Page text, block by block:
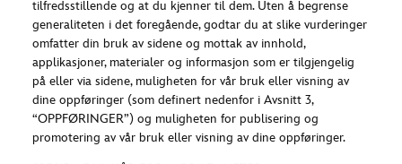
tilfredsstillende og at du kjenner til dem. Uten å begrense
generaliteten i det foregående, godtar du at slike vurderinger
omfatter din bruk av sidene og mottak av innhold,
applikasjoner, materialer og informasjon som er tilgjengelig
på eller via sidene, muligheten for vår bruk eller visning av
dine oppføringer (som definert nedenfor i Avsnitt 3,
“OPPFØRINGER”) og muligheten for publisering og
promotering av vår bruk eller visning av dine oppføringer.